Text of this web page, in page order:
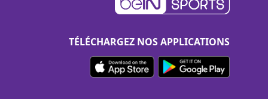
TÉLÉCHARGEZ NOS APPLICATIONS